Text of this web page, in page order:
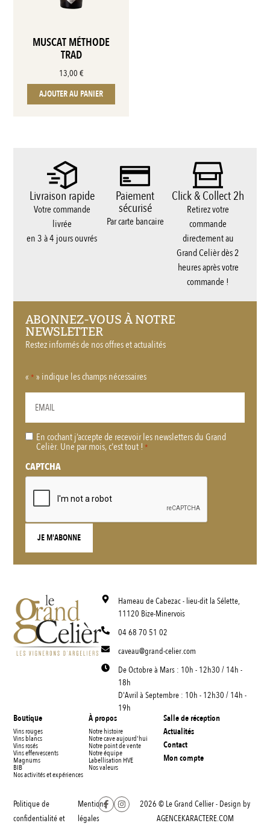
MUSCAT MÉTHODE
TRAD
13,00 €
AJOUTER AU PANIER
Livraison rapide
Votre commande
livrée
en 3 à 4 jours ouvrés
Paiement
sécurisé
Par carte bancaire
Click & Collect 2h
Retirez votre
commande
directement au
Grand Celièr dès 2
heures après votre
commande !
ABONNEZ-VOUS À NOTRE
NEWSLETTER
Restez informés de nos offres et actualités
« * » indique les champs nécessaires
RGPDEn cochant j’accepte de recevoir les newsletters du Grand
Celièr. Une par mois, c'est tout ! *
CAPTCHA
Hameau de Cabezac - lieu-dit la Sélette,
11120 Bize-Minervois
04 68 70 51 02
caveau@grand-celier.com
De Octobre à Mars : 10h - 12h30 / 14h -
18h
D'Avril à Septembre : 10h - 12h30 / 14h -
19h
Boutique
Vins rouges
Vins blancs
Vins rosés
Vins effervescents
Magnums
BIB
Nos activités et expériences
À propos
Notre histoire
Notre cave aujourd'hui
Notre point de vente
Notre équipe
Labellisation HVE
Nos valeurs
Salle de réception
Actualités
Contact
Mon compte
Politique de
confidentialité et
Mentions
légales
2026 © Le Grand Cellier - Design by
AGENCEKARACTERE.COM